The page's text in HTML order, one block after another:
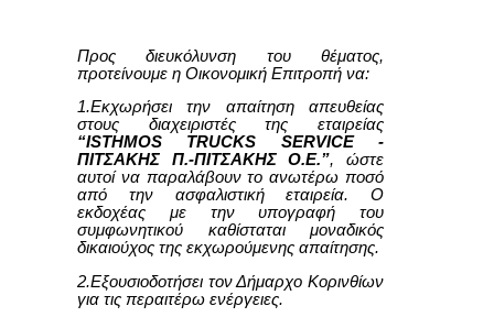
Προς διευκόλυνση του θέματος,
προτείνουμε η Οικονομική Επιτροπή να:
1.Εκχωρήσει την απαίτηση απευθείας
στους διαχειριστές της εταιρείας
“ISTHMOS TRUCKS SERVICE -
ΠΙΤΣΑΚΗΣ Π.-ΠΙΤΣΑΚΗΣ Ο.Ε.”, ώστε
αυτοί να παραλάβουν το ανωτέρω ποσό
από την ασφαλιστική εταιρεία. Ο
εκδοχέας με την υπογραφή του
συμφωνητικού καθίσταται μοναδικός
δικαιούχος της εκχωρούμενης απαίτησης.
2.Εξουσιοδοτήσει τον Δήμαρχο Κορινθίων
για τις περαιτέρω ενέργειες.